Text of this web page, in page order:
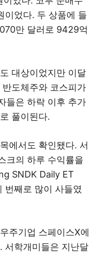
었다. 두 상품에 들
만 달러로 9429억
대상이었지만 이달
도체주와 코스피가
들은 하락 이후 추가
풀이된다.
에서도 확인됐다. 서
크의 하루 수익률을
SNDK Daily ET
번째로 많이 사들였
주기업 스페이스X에
서학개미들은 지난달